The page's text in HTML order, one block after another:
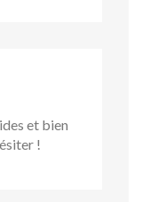
et bien
!